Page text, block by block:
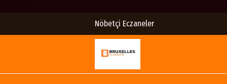
Nöbetçi Eczaneler